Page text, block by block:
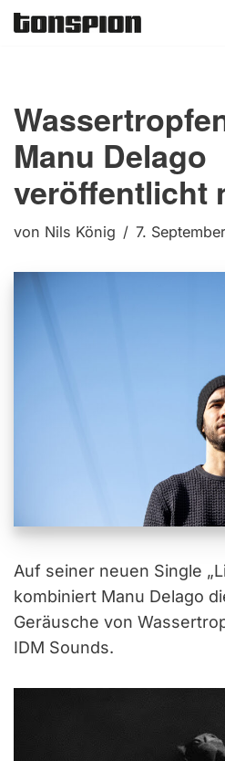
Manu Delago
veröffentlicht
von Nils König 7.
Auf seiner neuen Single
kombiniert Manu Delago
Geräusche von
IDM Sounds.